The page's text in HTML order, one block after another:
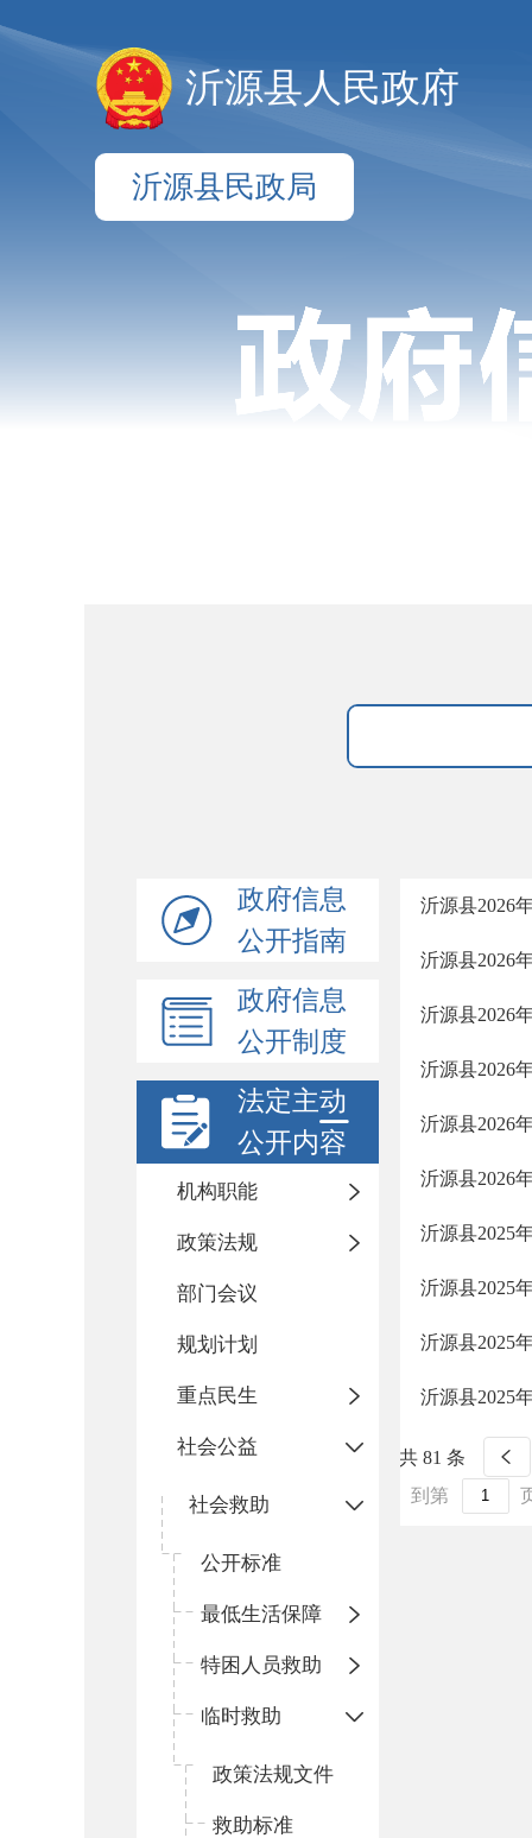
沂源县人民政府
沂源县民政局
政府信息
公开指南
政府信息
公开制度
法定主动
公开内容
机构职能
政策法规
部门会议
规划计划
重点民生
社会公益
社会救助
公开标准
最低生活保障
特困人员救助
临时救助
政策法规文件
救助标准
沂源县2026
沂源县2026
沂源县2026
沂源县2026
沂源县2026
沂源县2026
沂源县2025
沂源县2025
沂源县2025
沂源县2025
共 81 条
到第